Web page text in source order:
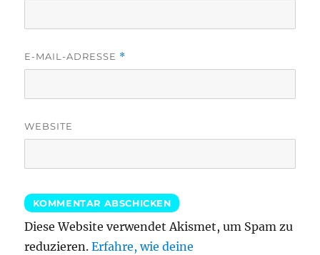
E-MAIL-ADRESSE *
WEBSITE
Diese Website verwendet Akismet, um Spam zu
reduzieren.Erfahre, wie deine